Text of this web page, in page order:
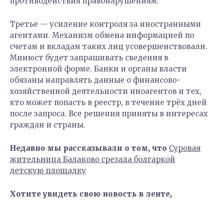
Третье — усиление контроля за иностранными
агентами. Механизм обмена информацией по
счетам и вкладам таких лиц усовершенствовали.
Минюст будет запрашивать сведения в
электронной форме. Банки и органы власти
обязаны направлять данные о финансово-
хозяйственной деятельности иноагентов и тех,
кто может попасть в реестр, в течение трёх дней
после запроса. Все решения приняты в интересах
граждан и страны.
Недавно мы рассказывали о том, что Суровая
жительница Балаково срезала болгаркой
детскую площадку
Хотите увидеть свою новость в ленте,